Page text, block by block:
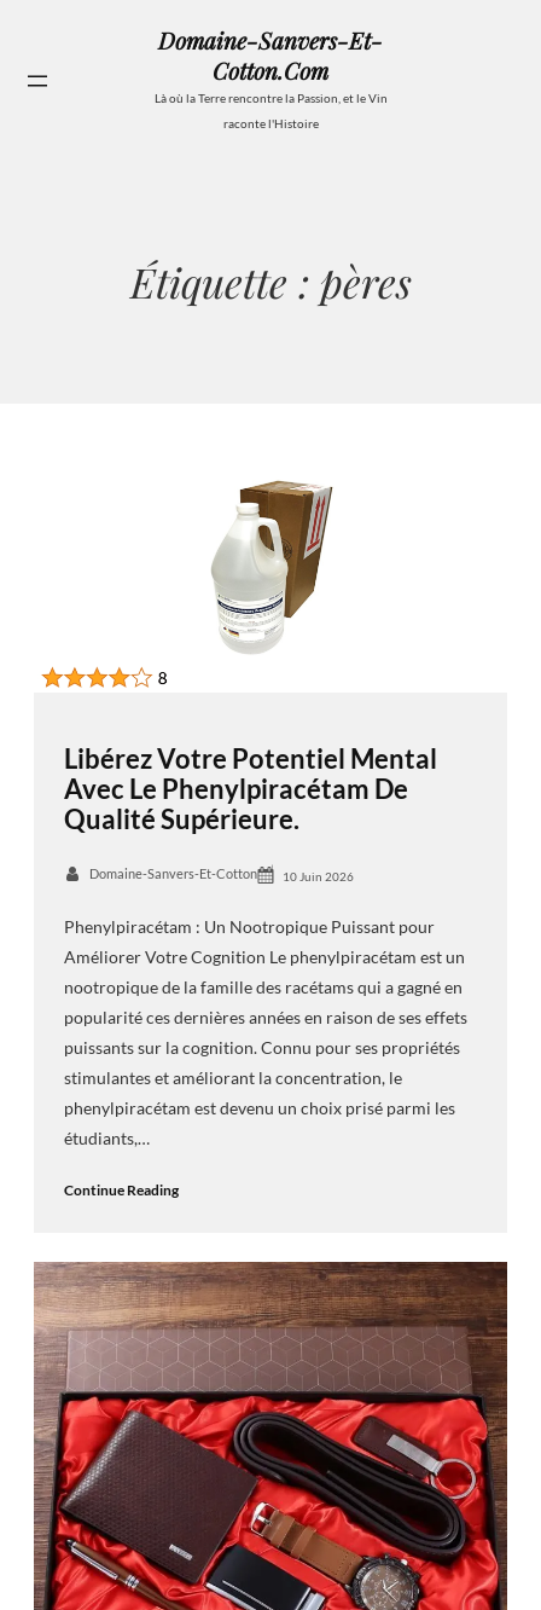
contenu
Domaine-Sanvers-Et-
Cotton.com
Là où la Terre rencontre la Passion, et le Vin
raconte l'Histoire
Étiquette : pères
Libérez Votre Potentiel Mental
Avec Le Phenylpiracétam De
Qualité Supérieure.
Domaine-Sanvers-Et-Cotton 10 Juin 2026
Phenylpiracétam : Un Nootropique Puissant pour
Améliorer Votre Cognition Le phenylpiracétam est un
nootropique de la famille des racétams qui a gagné en
popularité ces dernières années en raison de ses effets
puissants sur la cognition. Connu pour ses propriétés
stimulantes et améliorant la concentration, le
phenylpiracétam est devenu un choix prisé parmi les
étudiants,…
Continue Reading